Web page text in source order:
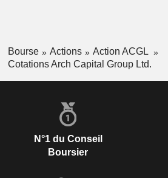
Bourse Actions
Action ACGL
Cotations Arch Capital Group Ltd.
N°1 du Conseil
Boursier